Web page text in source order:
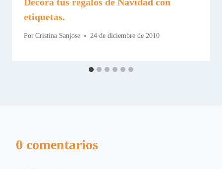
etiquetas.
Por Cristina Sanjose 24 de diciembre de 2010
0 comentarios